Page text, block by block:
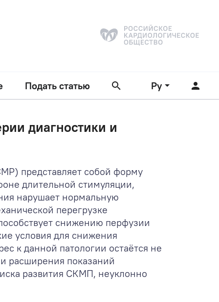
Подать статью Ру
диагностики и
представляет собой форму
длительной стимуляции,
нарушает нормальную
перегрузке
снижению перфузии
условия для снижения
к данной патологии остаётся не
расширения показаний
развития СКМП, неуклонно